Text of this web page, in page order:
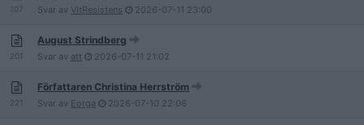
107 Svar av VitResistens 2026-07-11 23:00
201
August Strindberg
Svar av att 2026-07-11 21:02
221
Författaren Christina Herrström
Svar av Eorga 2026-07-10 22:06